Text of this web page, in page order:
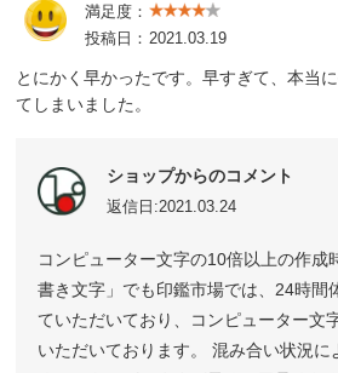
満足度：
投稿日： 2021.03.19
とにかく早かったです。早すぎて、本当
てしまいました。
ショップからのコメント
返信日:2021.03.24
コンピューター文字の10倍以上の作成
書き文字」でも印鑑市場では、24時間
ていただいており、コンピューター文
いただいております。 混み合い状況